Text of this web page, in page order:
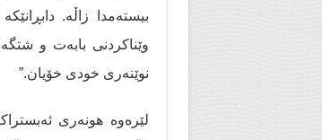
بیستەمدا زاڵە.
وێناکردنی بابەت و
نوێنەری خودی خۆیان.”
لێرەوە هونەری